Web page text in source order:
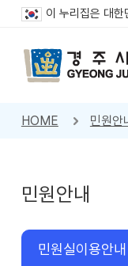
이 누리집은 대
HOME 민원안
민원안내
민원실이용안내